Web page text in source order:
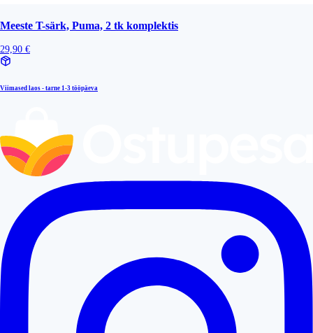
Meeste T-särk, Puma, 2 tk komplektis
29,90 €
Viimased laos - tarne 1-3 tööpäeva